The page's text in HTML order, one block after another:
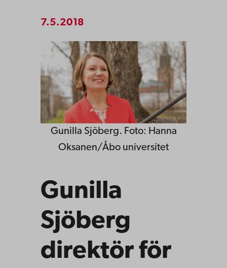
7.5.2018
Gunilla Sjöberg. Foto: Hanna
Oksanen/Åbo universitet
Gunilla
Sjöberg
direktör för